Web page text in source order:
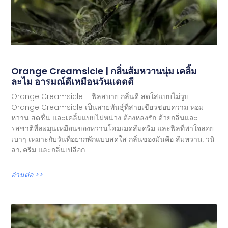
Orange Creamsicle | กลิ่นส้มหวานนุ่ม เคลิ้ม
ละไม อารมณ์ดีเหมือนวันแดดดี
Orange Creamsicle – ฟีลสบาย กลิ่นดี สดใสแบบไม่วูบ
Orange Creamsicle เป็นสายพันธุ์ที่สายเขียวชอบความ หอม
หวาน สดชื่น และเคลิ้มแบบไม่หน่วง ต้องหลงรัก ด้วยกลิ่นและ
รสชาติที่ละมุนเหมือนของหวานโฮมเมดส้มครีม และฟีลที่พาใจลอย
เบาๆ เหมาะกับวันที่อยากพักแบบสดใส กลิ่นของมันคือ ส้มหวาน, วนิ
ลา, ครีม และกลิ่นเปลือก
อ่านต่อ >>